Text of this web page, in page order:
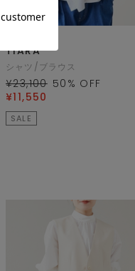
TIARA
シャツ/ブラウス
¥23,100 50 % OFF
¥11,550
SALE